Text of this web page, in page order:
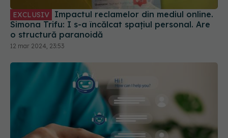
EXCLUSIV
Simona Trifu: I s-a încălcat spațiul personal. Are
o structură paranoidă
12 mar 2024, 23:53